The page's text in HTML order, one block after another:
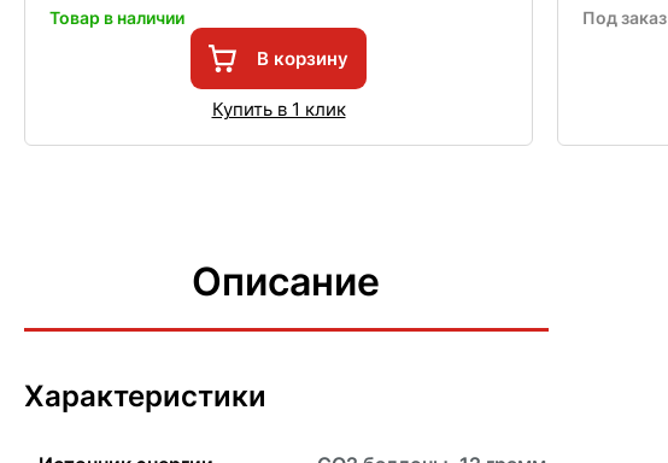
Товар в наличии
В корзину
Купить в 1 клик
Под заказ
Описание
Характеристики